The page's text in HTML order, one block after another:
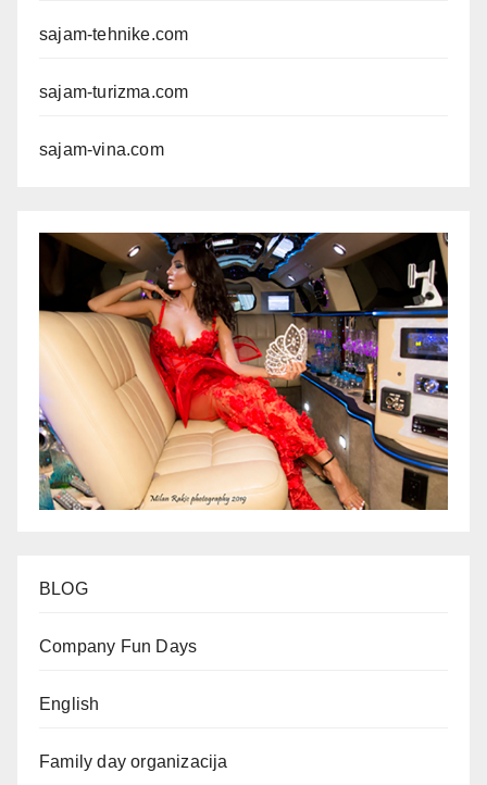
sajam-tehnike.com
sajam-turizma.com
sajam-vina.com
BLOG
Company Fun Days
English
Family day organizacija